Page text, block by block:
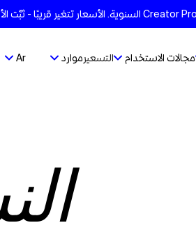
مجالات الاستخدام التسعيرموارد Ar